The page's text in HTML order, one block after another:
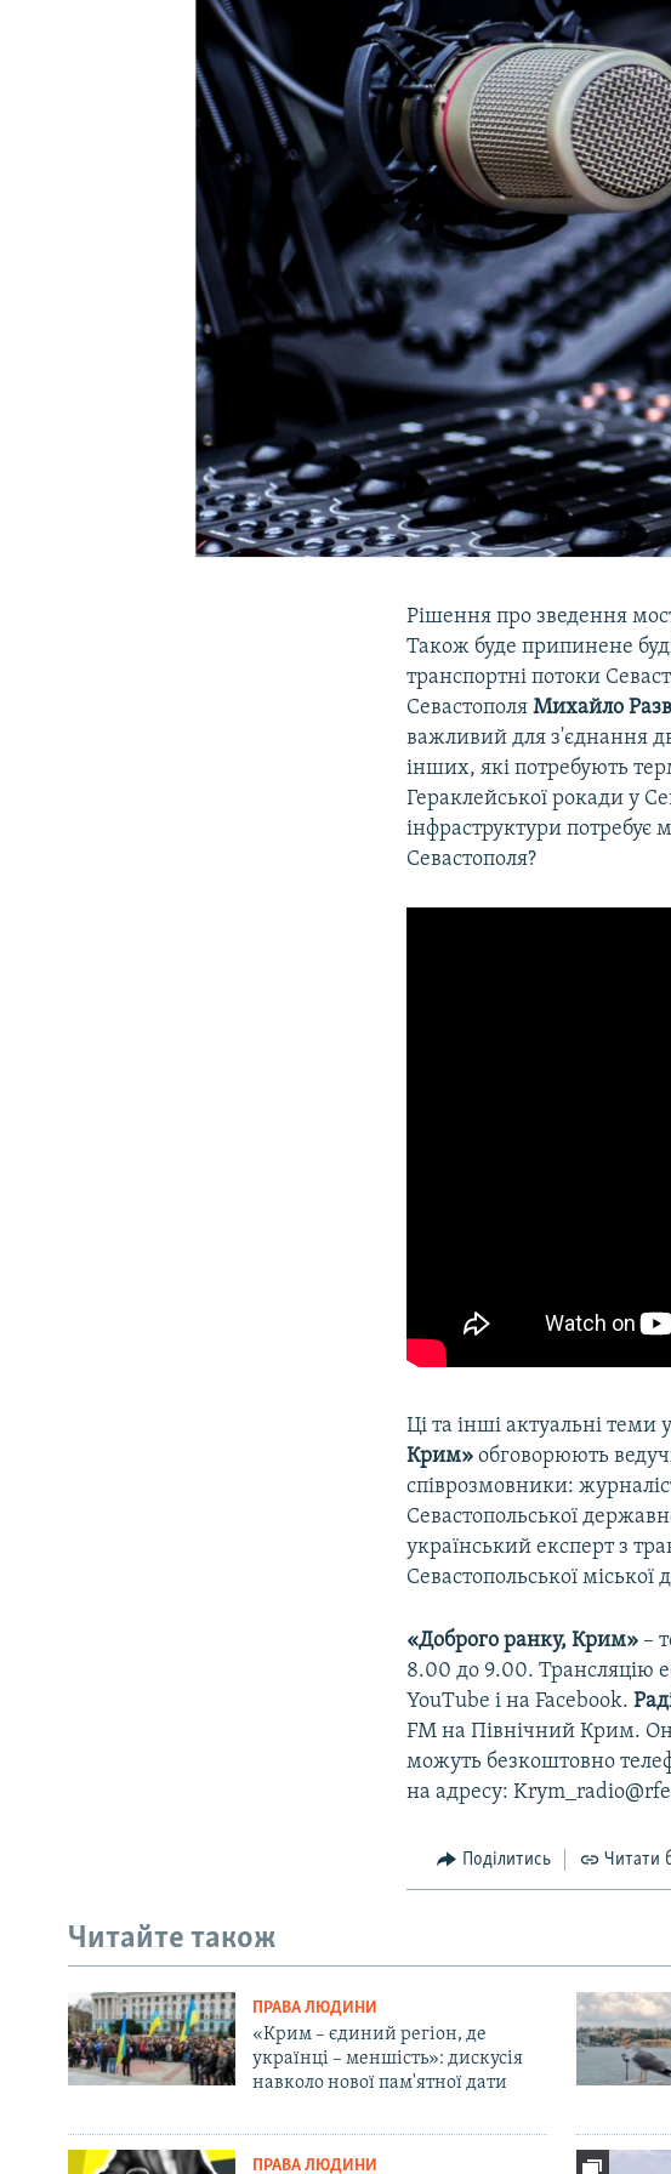
УКРАЇНСЬКА ПРОБЛЕМА КРИМУ
Рішення про зведення
Також буде припинене
транспортні потоки
СевастополяМихайло
важливий для з'єднання
інших, які потребують
Гераклейської рокади у
інфраструктури потребує
Севастополя?
Ці та інші актуальні теми
Крим» обговорюють
співрозмовники:
Севастопольської
український експерт з
Севастопольської міської
«Доброго ранку, Крим» –
8.00 до 9.00. Трансляцію
YouTube і на Facebook.
FM на Північний Крим.
можуть безкоштовно
на адресу:
Поділитись Читати
Читайте також
ПРАВА ЛЮДИНИ
«Крим – єдиний регіон, де
українці – меншість»: дискусія
навколо нової пам'ятної дати
ПРАВА ЛЮДИНИ